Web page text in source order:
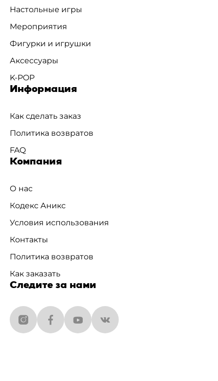
Настольные игры
Мероприятия
Фигурки и игрушки
Аксессуары
K-POP
Информация
Как сделать заказ
Политика возвратов
FAQ
Компания
О нас
Кодекс Аникс
Условия использования
Контакты
Политика возвратов
Как заказать
Следите за нами